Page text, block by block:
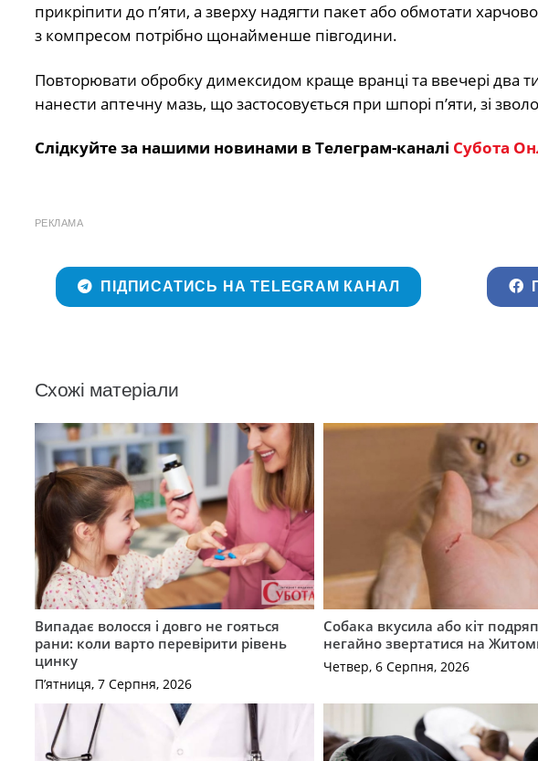
прикріпити до п’яти, а зверху надягти пакет або обмотати
з компресом потрібно щонайменше півгодини.
Повторювати обробку димексидом краще вранці та ввечері два
нанести аптечну мазь, що застосовується при шпорі п’яти, зі
Слідкуйте за нашими новинами в Телеграм-каналі Субота
РЕКЛАМА
ПІДПИСАТИСЬ НА TELEGRAM КАНАЛ
Схожі матеріали
Випадає волосся і довго не гояться
рани: коли варто перевірити рівень
цинку
П’ятниця, 7 Серпня, 2026
Собака вкусила або кіт
негайно звертатися на
Четвер, 6 Серпня, 2026